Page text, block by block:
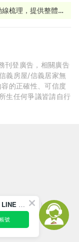
梳理，提供整體空
刊登廣告，相關廣告
義房屋/信義居家無
的正確性、可信度
生任何爭議皆請自行
廠商募集
歡迎訂閱我們的 LINE 官方帳號
號